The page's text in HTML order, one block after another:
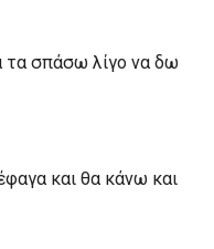
τα σπάσω λίγο να δω
και θα κάνω και